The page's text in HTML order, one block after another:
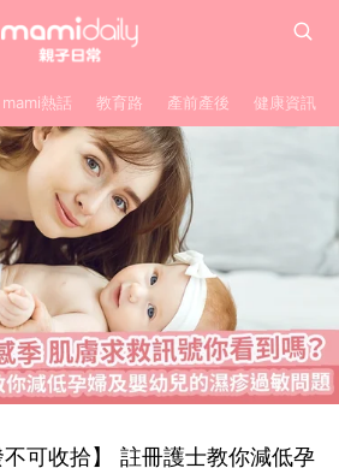
mami熱話 教育路 產前產後 健康資訊
不可收拾】 註冊護士教你減低孕